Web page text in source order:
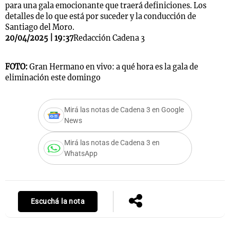
para una gala emocionante que traerá definiciones. Los
detalles de lo que está por suceder y la conducción de
Santiago del Moro.
20/04/2025 | 19:37Redacción Cadena 3
FOTO: Gran Hermano en vivo: a qué hora es la gala de
eliminación este domingo
Mirá las notas de Cadena 3 en Google
News
Mirá las notas de Cadena 3 en
WhatsApp
Escuchá la nota
Notas
Mundial 2026
La Sole en
Cadena 3